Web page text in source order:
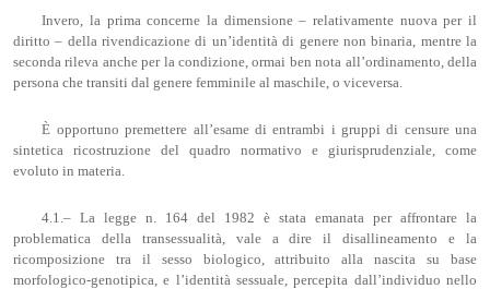
Invero, la prima concerne la dimensione – relativamente nuova per il
diritto – della rivendicazione di un’identità di genere non binaria, mentre la
seconda rileva anche per la condizione, ormai ben nota all’ordinamento, della
persona che transiti dal genere femminile al maschile, o viceversa.
È opportuno premettere all’esame di entrambi i gruppi di censure una
sintetica ricostruzione del quadro normativo e giurisprudenziale, come
evoluto in materia.
4.1.– La legge n. 164 del 1982 è stata emanata per affrontare la
problematica della transessualità, vale a dire il disallineamento e la
ricomposizione tra il sesso biologico, attribuito alla nascita su base
morfologico-genotipica, e l’identità sessuale, percepita dall’individuo nello